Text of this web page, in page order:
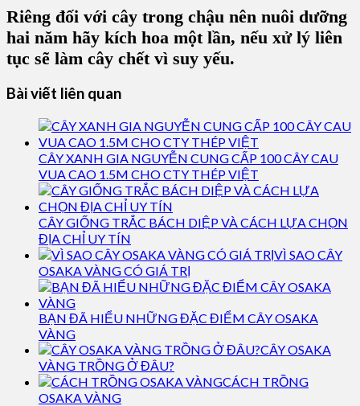
Riêng đối với cây trong chậu nên nuôi dưỡng
hai năm hãy kích hoa một lần, nếu xử lý liên
tục sẽ làm cây chết vì suy yếu.
Bài viết liên quan
CÂY XANH GIA NGUYỄN CUNG CẤP 100 CÂY CAU
VUA CAO 1.5M CHO CTY THÉP VIỆT
CÂY GIỐNG TRẮC BÁCH DIỆP VÀ CÁCH LỰA CHỌN
ĐỊA CHỈ UY TÍN
VÌ SAO CÂY
OSAKA VÀNG CÓ GIÁ TRỊ
BẠN ĐÃ HIỂU NHỮNG ĐẶC ĐIỂM CÂY OSAKA
VÀNG
CÂY OSAKA
VÀNG TRỒNG Ở ĐÂU?
CÁCH TRỒNG
OSAKA VÀNG